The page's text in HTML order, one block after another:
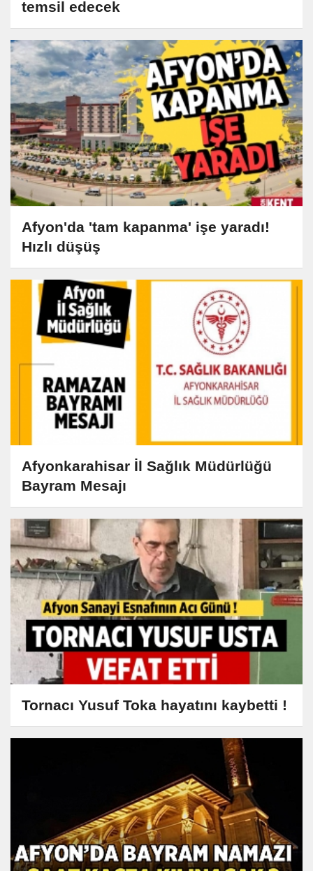
temsil edecek
Afyon'da 'tam kapanma' işe yaradı!
Hızlı düşüş
Afyonkarahisar İl Sağlık Müdürlüğü
Bayram Mesajı
Tornacı Yusuf Toka hayatını kaybetti !